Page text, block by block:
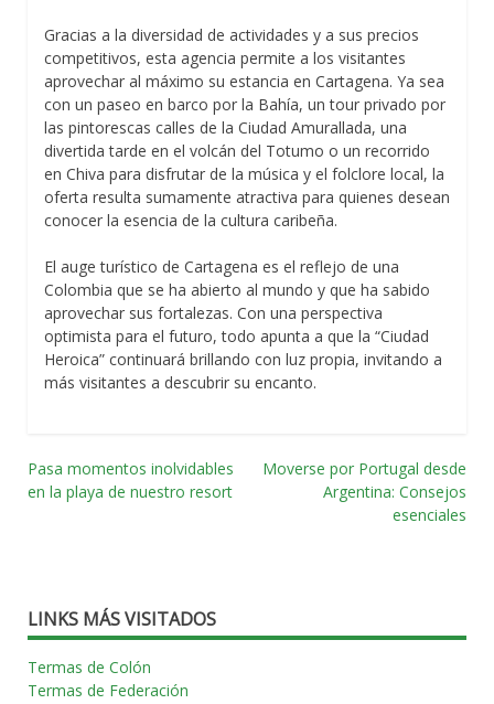
Gracias a la diversidad de actividades y a sus precios
competitivos, esta agencia permite a los visitantes
aprovechar al máximo su estancia en Cartagena. Ya sea
con un paseo en barco por la Bahía, un tour privado por
las pintorescas calles de la Ciudad Amurallada, una
divertida tarde en el volcán del Totumo o un recorrido
en Chiva para disfrutar de la música y el folclore local, la
oferta resulta sumamente atractiva para quienes desean
conocer la esencia de la cultura caribeña.
El auge turístico de Cartagena es el reflejo de una
Colombia que se ha abierto al mundo y que ha sabido
aprovechar sus fortalezas. Con una perspectiva
optimista para el futuro, todo apunta a que la “Ciudad
Heroica” continuará brillando con luz propia, invitando a
más visitantes a descubrir su encanto.
Navegación
Pasa momentos inolvidables
en la playa de nuestro resort
Moverse por Portugal desde
Argentina: Consejos
esenciales
LINKS MÁS VISITADOS
Termas de Colón
Termas de Federación